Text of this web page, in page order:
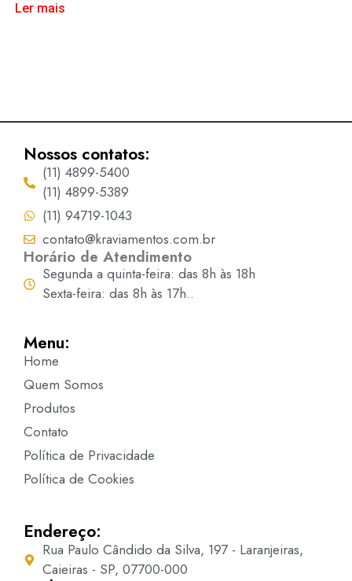
Ler mais
Nossos contatos:
(11) 4899-5400
(11) 4899-5389
(11) 94719-1043
contato@kraviamentos.com.br
Horário de Atendimento
Segunda a quinta-feira: das 8h às 18h
Sexta-feira: das 8h às 17h..
Menu:
Home
Quem Somos
Produtos
Contato
Política de Privacidade
Política de Cookies
Endereço:
Rua Paulo Cândido da Silva, 197 - Laranjeiras,
Caieiras - SP, 07700-000